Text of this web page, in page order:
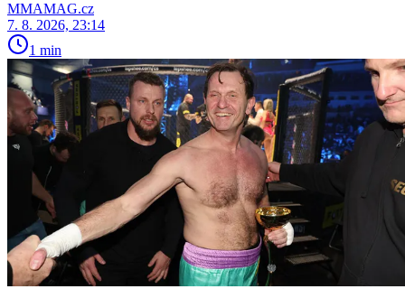
MMAMAG.cz
7. 8. 2026, 23:14
1 min